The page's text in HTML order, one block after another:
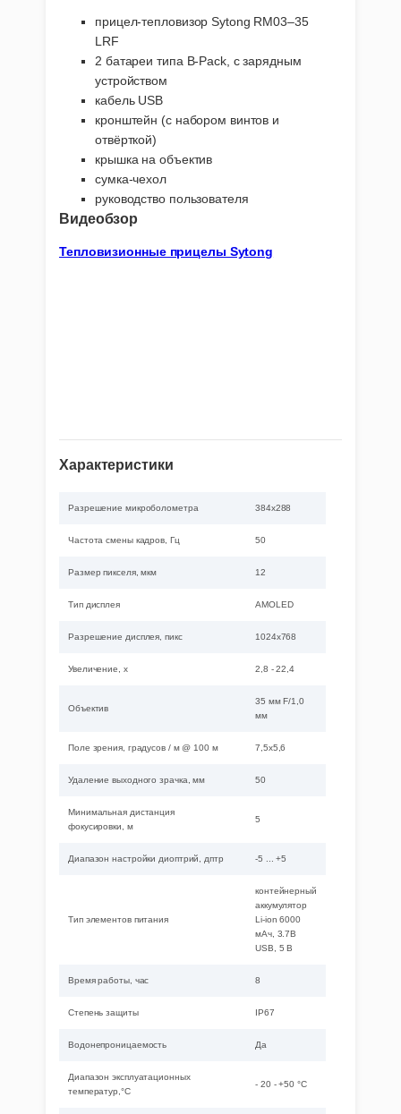
прицел-тепловизор Sytong RM03–35
LRF
2 батареи типа B-Pack, с зарядным
устройством
кабель USB
кронштейн (с набором винтов и
отвёрткой)
крышка на объектив
сумка-чехол
руководство пользователя
Видеобзор
Тепловизионные прицелы Sytong
Характеристики
Разрешение микроболометра 384x288
Частота смены кадров, Гц 50
Размер пикселя, мкм 12
Тип дисплея AMOLED
Разрешение дисплея, пикс 1024x768
Увеличение, x 2,8 - 22,4
Объектив
35 мм F/1,0
мм
Поле зрения, градусов / м @ 100 м 7,5x5,6
Удаление выходного зрачка, мм 50
Минимальная дистанция
фокусировки, м
5
Диапазон настройки диоптрий, дптр -5 ... +5
Тип элементов питания
контейнерный
аккумулятор
Li-ion 6000
мАч, 3.7В
USB, 5 B
Время работы, час 8
Степень защиты IP67
Водонепроницаемость Да
Диапазон эксплуатационных
температур,°С
- 20 - +50 °С